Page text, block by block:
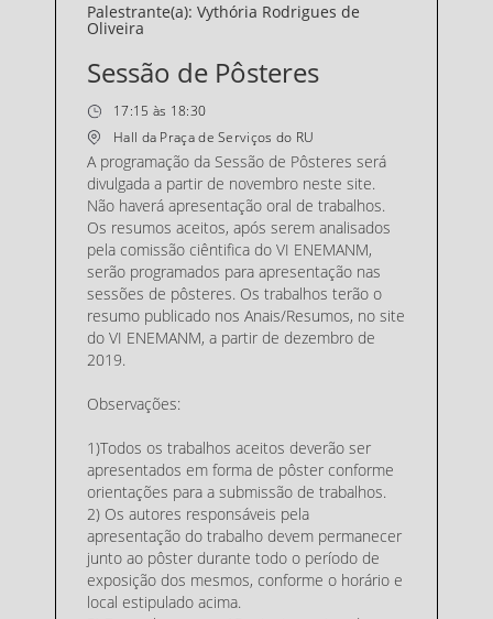
Palestrante(a): Vythória Rodrigues de
Oliveira
Sessão de Pôsteres
17:15 às 18:30
Hall da Praça de Serviços do RU
A programação da Sessão de Pôsteres será
divulgada a partir de novembro neste site.
Não haverá apresentação oral de trabalhos.
Os resumos aceitos, após serem analisados
pela comissão ciêntifica do VI ENEMANM,
serão programados para apresentação nas
sessões de pôsteres. Os trabalhos terão o
resumo publicado nos Anais/Resumos, no site
do VI ENEMANM, a partir de dezembro de
2019.
Observações:
1)Todos os trabalhos aceitos deverão ser
apresentados em forma de pôster conforme
orientações para a submissão de trabalhos.
2) Os autores responsáveis pela
apresentação do trabalho devem permanecer
junto ao pôster durante todo o período de
exposição dos mesmos, conforme o horário e
local estipulado acima.